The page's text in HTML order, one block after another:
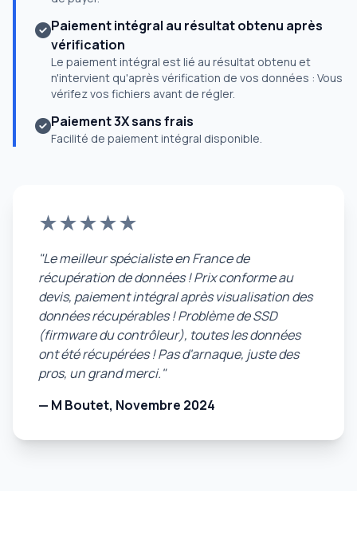
Paiement intégral au résultat obtenu après
vérification
Le paiement intégral est lié au résultat obtenu et
n'intervient qu'après vérification de vos données : Vous
vérifez vos fichiers avant de régler.
Paiement 3X sans frais
Facilité de paiement intégral disponible.
★★★★★
"Le meilleur spécialiste en France de
récupération de données ! Prix conforme au
devis, paiement intégral après visualisation des
données récupérables ! Problème de SSD
(firmware du contrôleur), toutes les données
ont été récupérées ! Pas d'arnaque, juste des
pros, un grand merci."
— M Boutet, Novembre 2024